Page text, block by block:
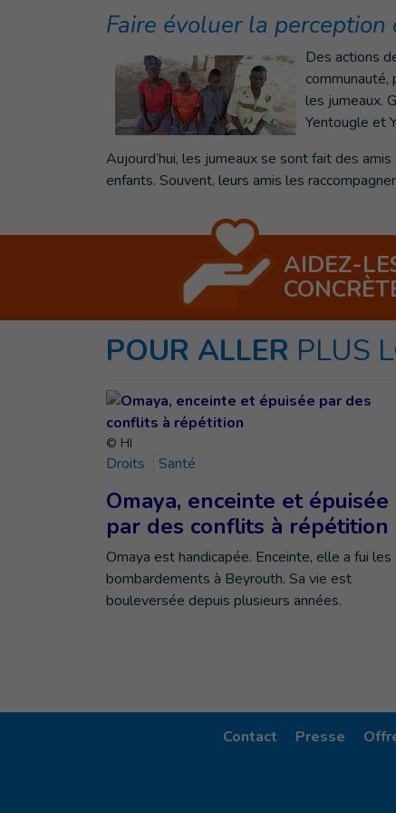
Faire évoluer la perception
Des actions
les jumeaux.
Yentougle et
Aujourd’hui, les jumeaux se sont fait des
enfants. Souvent, leurs amis les
AIDEZ-
POUR ALLER PLUS
© HI
Droits Santé
Omaya, enceinte et épuisée
par des conflits à répétition
Omaya est handicapée. Enceinte, elle a fui les
bombardements à Beyrouth. Sa vie est
bouleversée depuis plusieurs années.
Contact Presse